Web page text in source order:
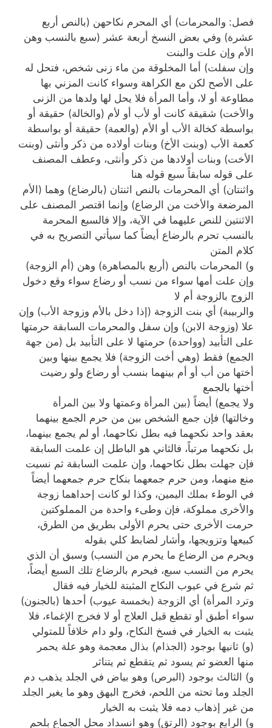
فصل: والمحرمات) أي المحرم نكاحهن (بالنص أربع
عشرة) وفي بعض النسخ أربعة عشر (سبع بالنسب وهن
الأم وإن علت والبنت
وإن سفلت) أما المخلوقة من ماء زنى شخص، فتحل له
على الأصح لكن مع الكراهة وسواء كانت المزني بها
مطاوعة أو لا، وأما المرأة فلا يحل لها ولدها من الزنى
والأخت) شقيقة كانت أو لأب أو لأم (والخالة) حقيقة أو
بواسطة كخالة الأب أو الأم (والعمة) حقيقة أو بواسطة
كعمة الأب (وبنت الأخ) وبنات أولاده من ذكر وأنثى (وبنت
الأخت) وبنات أولادها من ذكر وأنثى، وعطف المصنف
على قوله سابقاً سبع قوله هنا
واثنتان) أي المحرمات بالنص اثنتان (بالرضاع) وهما (الأم
المرضعة والأخت من الرضاع) وإنما اقتصر المصنف على
الاثنتين للنص عليهما في الآية، وإلا فالسبع المحرمة
بالنسب تحرم بالرضاع أيضاً كما سيأتي التصريح به في
كلام المتن
و) المحرمات بالنص (أربع بالمصاهرة) وهن (أم الزوجة)
وإن علت أمها سواء من نسب أو رضاع سواء وقع دخول
الزوج بالزوجة أم لا
والربيبة) أي بنت الزوجة (إذا دخل بالأم وزوجة الأب) وإن
علا (وزوجة الابن) وإن سفل والمحرمات السابقة حرمتها
على التأبيد (وواحدة) حرمتها لا على التأبيد بل (من جهة
الجمع) فقط (وهي أخت الزوجة) فلا يجمع بينها وبين
أختها من أب أو أم بينهما بنسب أو رضاع ولو رضيت
أختها بالجمع
ولا يجمع) أيضاً (بين المرأة وعمتها ولا بين المرأة
وخالتها) فإن جمع الشخص بين من حرم الجمع بينهما
بعقد واحد نكحهما فيه بطل نكاحهما، أو لم يجمع بينهما،
بل نكحهما مرتباً، فالثاني هو الباطل إن علمت السابقة
فإن جهلت بطل نكاحهما، وإن علمت السابقة ثم نسيت
منع منهما، ومن حرم جمعهما بنكاح حرم جمعهما أيضاً
في الوطء بملك اليمين، وكذا لو كانت إحداهما زوجة
والأخرى مملوكة، فإن وطىء واحدة من المملوكتين
حرمت الأخرى حتى يحرم الأولى بطريق من الطرق،
كبيعها وتزويجها، وأشار لضابط كلي بقوله
ويحرم من الرضاع ما يحرم من النسب) وسبق أن الذي
يحرم من النسب سبع، فيحرم بالرضاع تلك السبع أيضاً،
ثم شرع في عيوب النكاح المثبتة للخيار فيه فقال
وترد المرأة) أي الزوجة (بخمسة عيوب) أحدها (بالجنون)
سواء أطبق أو تقطع قبل العلاج أو لا فخرج الإغماء، فلا
يثبت به الخيار في فسخ النكاح، ولو دام خلافاً للمتولي
(و) ثانيها بوجود (الجذام) بذال معجمة وهو علة يحمر
منها العضو ثم يسود ثم يتقطع ثم يتناثر
و) الثالث بوجود (البرص) وهو بياض في الجلد يذهب دم
الجلد وما تحته من اللحم، فخرج البهق وهو ما يغير الجلد
من غير إذهاب دمه فلا يثبت به الخيار
و) الرابع بوجود (الرتق) وهو انسداد محل الجماع بلحم